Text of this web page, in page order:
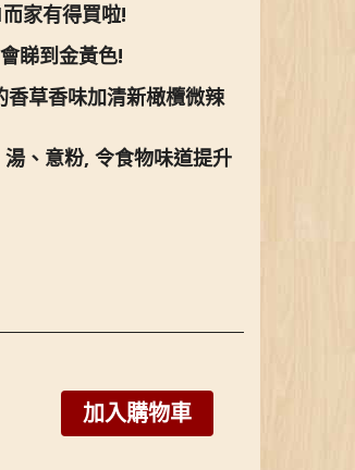
家有得買啦!
睇到金黃色!
草香味加清新橄欖微辣
、意粉, 令食物味道提升
加入購物車